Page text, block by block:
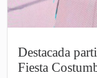
Destacada
Fiesta